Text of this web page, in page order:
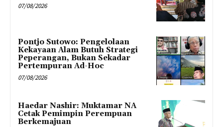
07/08/2026
Pontjo Sutowo: Pengelolaan
Kekayaan Alam Butuh Strategi
Peperangan, Bukan Sekadar
Pertempuran Ad-Hoc
07/08/2026
Haedar Nashir: Muktamar NA
Cetak Pemimpin Perempuan
Berkemajuan